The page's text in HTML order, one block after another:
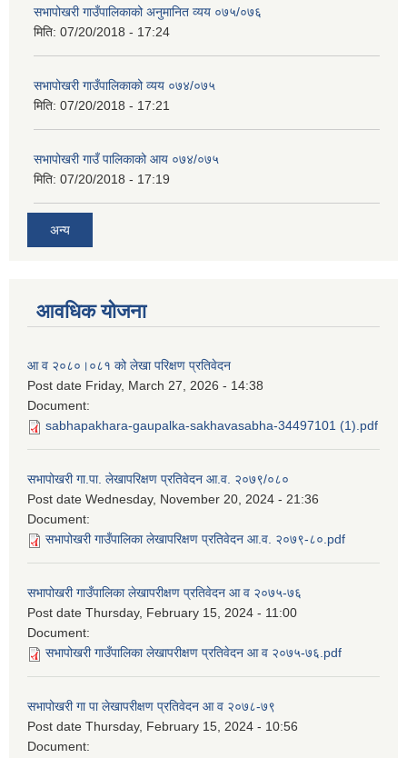
सभापोखरी गाउँपालिकाको अनुमानित व्यय ०७५/०७६
मिति: 07/20/2018 - 17:24
सभापोखरी गाउँपालिकाको व्यय ०७४/०७५
मिति: 07/20/2018 - 17:21
सभापोखरी गाउँ पालिकाको आय ०७४/०७५
मिति: 07/20/2018 - 17:19
अन्य
आवधिक योजना
आ व २०८०।०८१ को लेखा परिक्षण प्रतिवेदन
Post date Friday, March 27, 2026 - 14:38
Document:
sabhapakhara-gaupalka-sakhavasabha-34497101 (1).pdf
सभापोखरी गा.पा. लेखापरिक्षण प्रतिवेदन आ.व. २०७९/०८०
Post date Wednesday, November 20, 2024 - 21:36
Document:
सभापोखरी गाउँपालिका लेखापरिक्षण प्रतिवेदन आ.व. २०७९-८०.pdf
सभापोखरी गाउँपालिका लेखापरीक्षण प्रतिवेदन आ व २०७५-७६
Post date Thursday, February 15, 2024 - 11:00
Document:
सभापोखरी गाउँपालिका लेखापरीक्षण प्रतिवेदन आ व २०७५-७६.pdf
सभापोखरी गा पा लेखापरीक्षण प्रतिवेदन आ व २०७८-७९
Post date Thursday, February 15, 2024 - 10:56
Document: